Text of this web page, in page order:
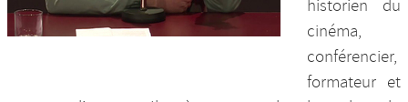
historien du
cinéma,
conférencier,
formateur et